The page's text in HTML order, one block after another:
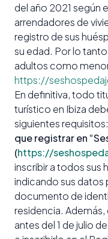
del año 2021 según
arrendadores de
registro de sus
su edad. Por lo
adultos como
https://
En definitiva, todo
turístico en Ibiza
siguientes requisitos:
que registrar en
(https://
inscribir a todos sus
indicando sus datos
documento de
residencia. Además,
antes del 1 de julio